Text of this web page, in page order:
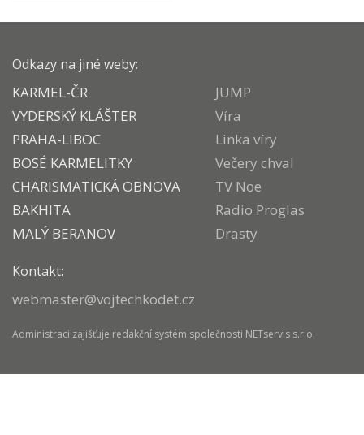
Odkazy na jiné weby:
KARMEL-ČR
VYDERSKÝ KLÁŠTER
PRAHA-LIBOC
BOSÉ KARMELITKY
CHARISMATICKÁ OBNOVA
BAKHITA
MALÝ BERANOV
JUMP
Víra
Linka víry
Večery chval
TV Noe
Radio Proglas
Drasty
Kontakt:
webmaster@vojtechkodet.cz
Administraci zajišťuje redakční systém společnosti NETservis s.r.o.